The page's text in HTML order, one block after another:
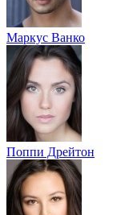
Маркус Ванко
Поппи Дрейтон